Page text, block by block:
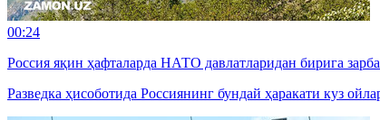
00:24
Россия яқин ҳафталарда НАТО давлатларидан бирига
Разведка ҳисоботида Россиянинг бундай ҳаракати куз